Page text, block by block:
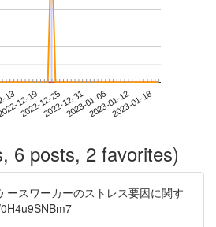
1312-19
2022-12-252022-12-312023-01-062023-01-122023-01-18
6 posts, 2 favorites)
スワーカーのストレス要因に関す